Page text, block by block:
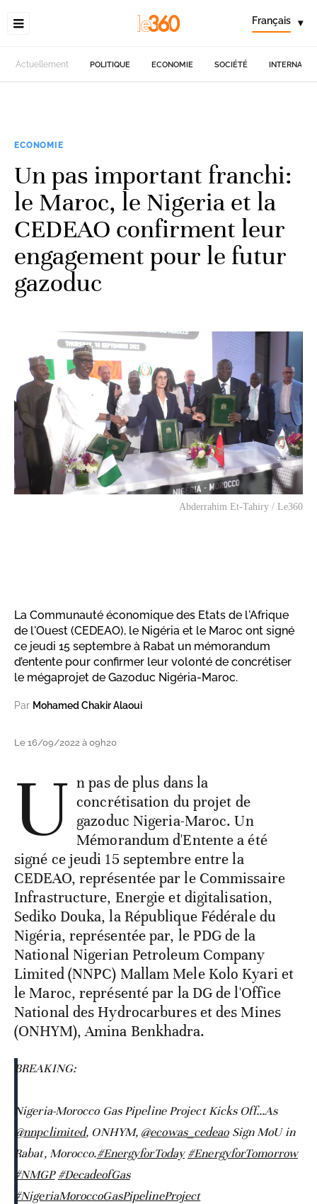
Français ▾
Actuellement POLITIQUE ECONOMIE SOCIÉTÉ
ECONOMIE
Un pas important franchi:
le Maroc, le Nigeria et la
CEDEAO confirment leur
engagement pour le futur
gazoduc
Abderrahim Et-Tahiry / Le360
La Communauté économique des Etats de l'Afrique
de l'Ouest (CEDEAO), le Nigéria et le Maroc ont signé
ce jeudi 15 septembre à Rabat un mémorandum
d’entente pour confirmer leur volonté de concrétiser
le mégaprojet de Gazoduc Nigéria-Maroc.
Par Mohamed Chakir Alaoui
Le 16/09/2022 à 09h20
U n pas de plus dans la
concrétisation du projet de
gazoduc Nigeria-Maroc. Un
Mémorandum d'Entente a été
signé ce jeudi 15 septembre entre la
CEDEAO, représentée par le Commissaire
Infrastructure, Energie et digitalisation,
Sediko Douka, la République Fédérale du
Nigéria, représentée par, le PDG de la
National Nigerian Petroleum Company
Limited (NNPC) Mallam Mele Kolo Kyari et
le Maroc, représenté par la DG de l'Office
National des Hydrocarbures et des Mines
(ONHYM), Amina Benkhadra.
BREAKING:
Nigeria-Morocco Gas Pipeline Project Kicks Off...As
@nnpclimited, ONHYM, @ecowas_cedeaoSign MoU in
Rabat, Morocco.#EnergyforToday #EnergyforTomorrow
#NMGP #DecadeofGas
#NigeriaMoroccoGasPipelineProject